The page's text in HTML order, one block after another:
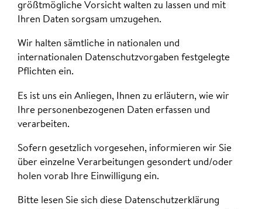
größtmögliche Vorsicht walten zu lassen und mit
Ihren Daten sorgsam umzugehen.
Wir halten sämtliche in nationalen und
internationalen Datenschutzvorgaben festgelegte
Pflichten ein.
Es ist uns ein Anliegen, Ihnen zu erläutern, wie wir
Ihre personenbezogenen Daten erfassen und
verarbeiten.
Sofern gesetzlich vorgesehen, informieren wir Sie
über einzelne Verarbeitungen gesondert und/oder
holen vorab Ihre Einwilligung ein.
Bitte lesen Sie sich diese Datenschutzerklärung